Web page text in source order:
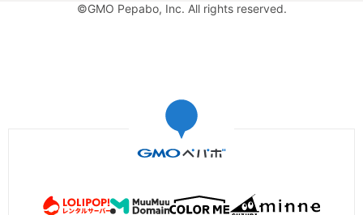
©GMO Pepabo, Inc. All rights reserved.